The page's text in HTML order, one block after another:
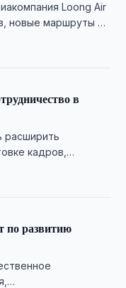
Loong Air
новые маршруты и
в
расширить
кадров,
по развитию